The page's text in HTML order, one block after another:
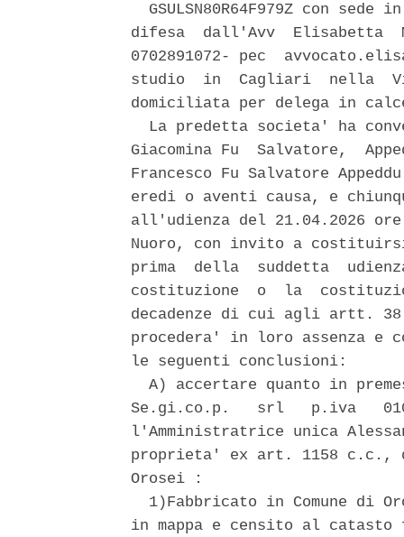
GSULSN80R64F979Z con sede
difesa  dall'Avv  Elisabetta
0702891072- pec
studio  in  Cagliari  nella
domiciliata per delega in
La predetta societa' ha
Giacomina Fu  Salvatore,
Francesco Fu Salvatore
eredi o aventi causa, e
all'udienza del 21.04.2026
Nuoro, con invito a
prima  della  suddetta
costituzione  o  la
decadenze di cui agli artt. 38
procedera' in loro assenza e
le seguenti conclusioni:
A) accertare quanto in
Se.gi.co.p.   srl   p.iva
l'Amministratrice unica
proprieta' ex art. 1158 c.c.,
Orosei :
1)Fabbricato in Comune di
in mappa e censito al